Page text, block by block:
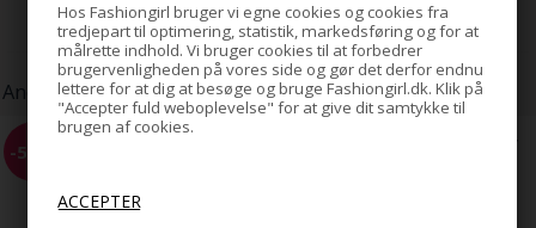
Hos Fashiongirl bruger vi egne cookies og cookies fra
tredjepart til optimering, statistik, markedsføring og for at
målrette indhold. Vi bruger cookies til at forbedrer
brugervenligheden på vores side og gør det derfor endnu
lettere for at dig at besøge og bruge Fashiongirl.dk. Klik på
"Accepter fuld weboplevelse" for at give dit samtykke til
brugen af cookies.
Andre kunder har også købt:
-51%